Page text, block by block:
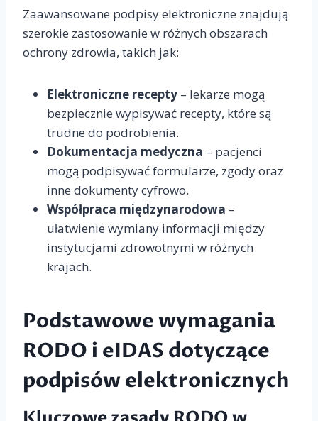
Zaawansowane podpisy elektroniczne znajdują
szerokie zastosowanie w różnych obszarach
ochrony zdrowia, takich jak:
Elektroniczne recepty – lekarze mogą
bezpiecznie wypisywać recepty, które są
trudne do podrobienia.
Dokumentacja medyczna – pacjenci
mogą podpisywać formularze, zgody oraz
inne dokumenty cyfrowo.
Współpraca międzynarodowa –
ułatwienie wymiany informacji między
instytucjami zdrowotnymi w różnych
krajach.
Podstawowe wymagania
RODO i eIDAS dotyczące
podpisów elektronicznych